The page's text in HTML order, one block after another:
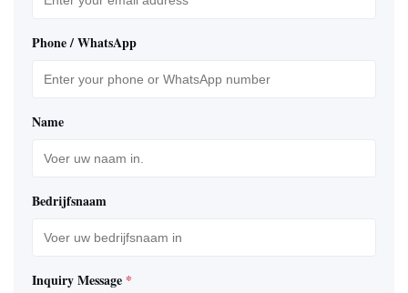
Phone / WhatsApp
Name
Bedrijfsnaam
Inquiry Message *